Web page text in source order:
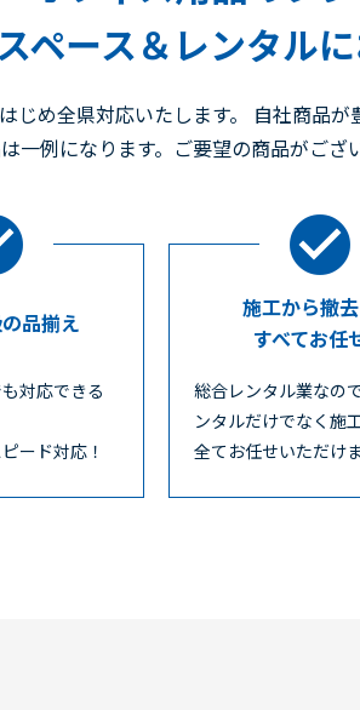
ペース＆レンタル
め全県対応いたします。 自社商品
一例になります。ご要望の商品がござ
品揃え
対応できる
ード対応！
施工から撤
すべてお任
総合レンタル業なの
ンタルだけでなく施
全てお任せいただけま